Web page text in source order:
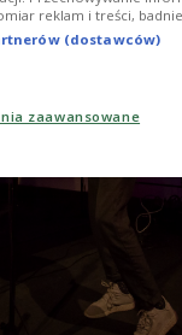
reklam i treści,
(dostawców)
zaawansowane